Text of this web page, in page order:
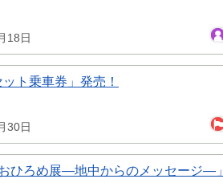
18日
ト乗車券」発売！
30日
ひろめ展―地中からのメッセージ―」